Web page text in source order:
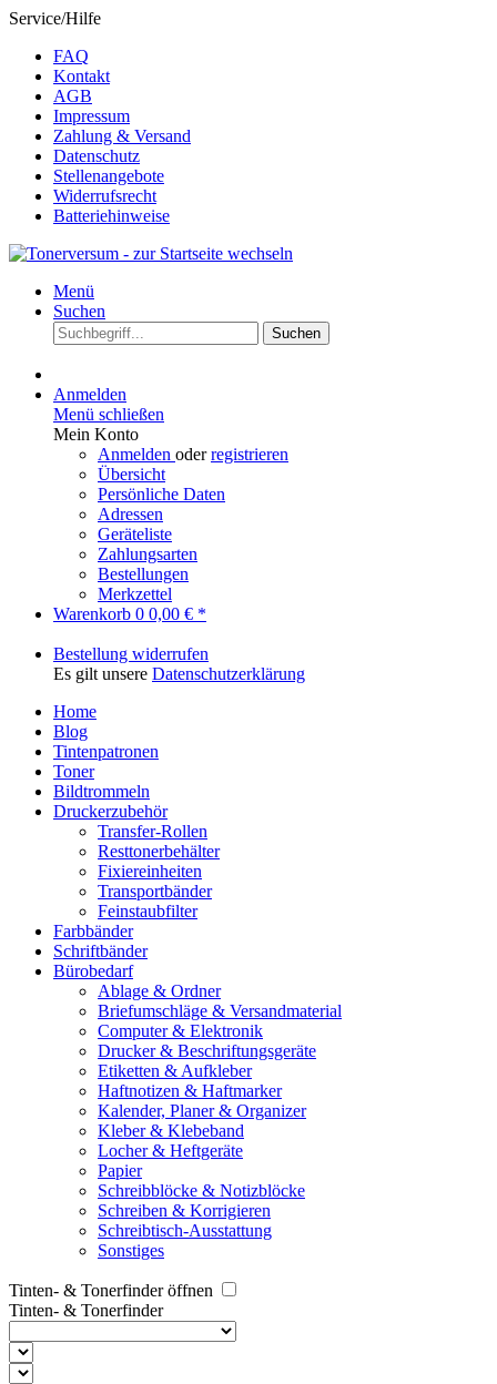
Service/Hilfe
FAQ
Kontakt
AGB
Impressum
Zahlung & Versand
Datenschutz
Stellenangebote
Widerrufsrecht
Batteriehinweise
Menü
Suchen
Suchen
Anmelden
Menü schließen
Mein Konto
Anmelden oderregistrieren
Übersicht
Persönliche Daten
Adressen
Geräteliste
Zahlungsarten
Bestellungen
Merkzettel
Warenkorb 0 0,00 € *
Bestellung widerrufen
Es gilt unsere Datenschutzerklärung
Home
Blog
Tintenpatronen
Toner
Bildtrommeln
Druckerzubehör
Transfer-Rollen
Resttonerbehälter
Fixiereinheiten
Transportbänder
Feinstaubfilter
Farbbänder
Schriftbänder
Bürobedarf
Ablage & Ordner
Briefumschläge & Versandmaterial
Computer & Elektronik
Drucker & Beschriftungsgeräte
Etiketten & Aufkleber
Haftnotizen & Haftmarker
Kalender, Planer & Organizer
Kleber & Klebeband
Locher & Heftgeräte
Papier
Schreibblöcke & Notizblöcke
Schreiben & Korrigieren
Schreibtisch-Ausstattung
Sonstiges
Tinten- & Tonerfinder öffnen
Tinten- & Tonerfinder